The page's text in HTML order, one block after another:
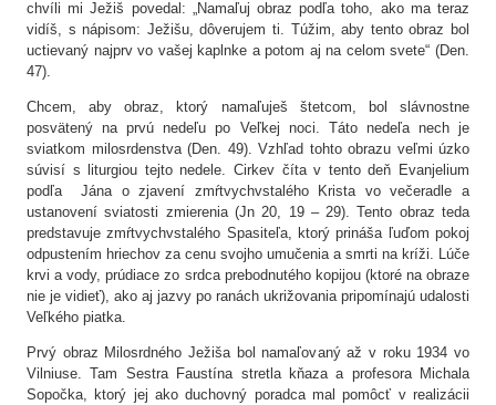
chvíli mi Ježiš povedal: „Namaľuj obraz podľa toho, ako ma teraz
vidíš, s nápisom: Ježišu, dôverujem ti. Túžim, aby tento obraz bol
uctievaný najprv vo vašej kaplnke a potom aj na celom svete“ (Den.
47).
Chcem, aby obraz, ktorý namaľuješ štetcom, bol slávnostne
posvätený na prvú nedeľu po Veľkej noci. Táto nedeľa nech je
sviatkom milosrdenstva (Den. 49). Vzhľad tohto obrazu veľmi úzko
súvisí s liturgiou tejto nedele. Cirkev číta v tento deň Evanjelium
podľa Jána o zjavení zmŕtvychvstalého Krista vo večeradle a
ustanovení sviatosti zmierenia (Jn 20, 19 – 29). Tento obraz teda
predstavuje zmŕtvychvstalého Spasiteľa, ktorý prináša ľuďom pokoj
odpustením hriechov za cenu svojho umučenia a smrti na kríži. Lúče
krvi a vody, prúdiace zo srdca prebodnutého kopijou (ktoré na obraze
nie je vidieť), ako aj jazvy po ranách ukrižovania pripomínajú udalosti
Veľkého piatka.
Prvý obraz Milosrdného Ježiša bol namaľovaný až v roku 1934 vo
Vilniuse. Tam Sestra Faustína stretla kňaza a profesora Michala
Sopočka, ktorý jej ako duchovný poradca mal pomôcť v realizácii